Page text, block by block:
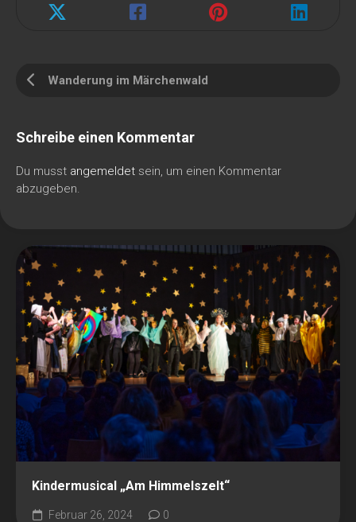
Wanderung im Märchenwald
Schreibe einen Kommentar
Du musst angemeldet sein, um einen Kommentar
abzugeben.
Kindermusical „Am Himmelszelt“
Februar 26, 2024 0